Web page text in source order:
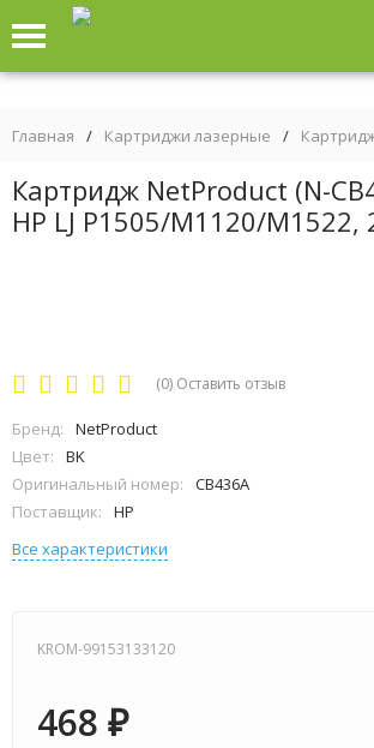
Главная / Картриджи лазерные /
Картридж NetProduct (N-
HP LJ P1505/M1120/M1522,
(0) Оставить отзыв
Бренд:
NetProduct
Цвет:
BK
Оригинальный номер:
CB436A
Поставщик:
HP
Все характеристики
KROM-99153133120
468 ₽